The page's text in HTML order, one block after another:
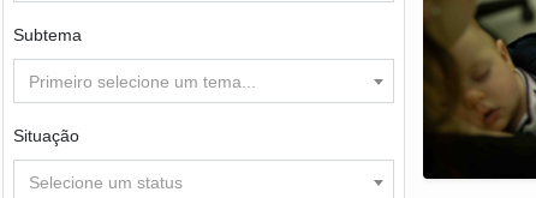
Subtema
Primeiro selecione um tema...
Situação
Selecione um status